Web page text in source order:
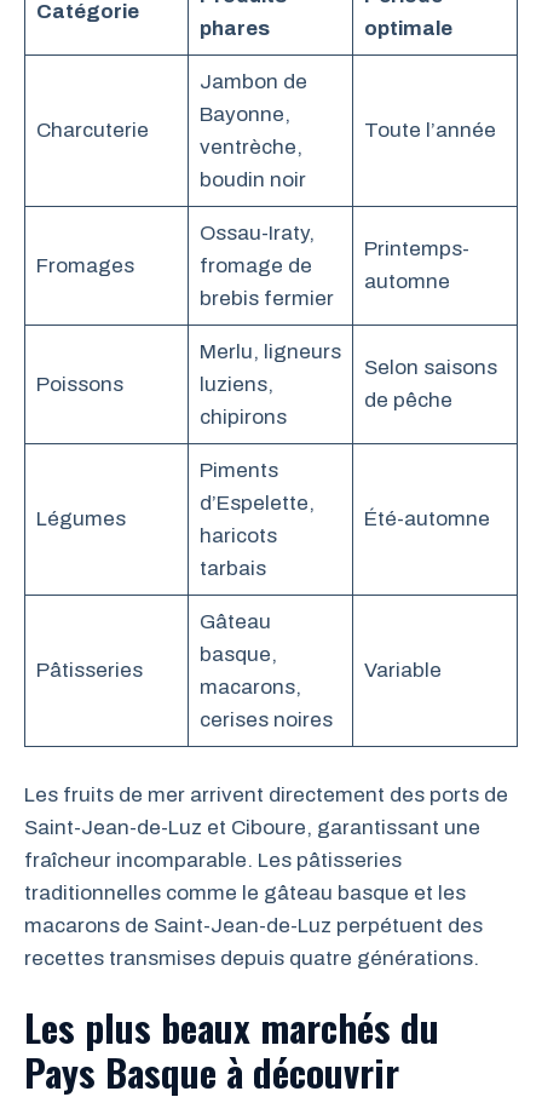
Catégorie
phares
optimale
Charcuterie
Jambon de
Bayonne,
ventrèche,
boudin noir
Toute l’année
Fromages
Ossau-Iraty,
fromage de
brebis fermier
Printemps-
automne
Poissons
Merlu, ligneurs
luziens,
chipirons
Selon saisons
de pêche
Légumes
Piments
d’Espelette,
haricots
tarbais
Été-automne
Pâtisseries
Gâteau
basque,
macarons,
cerises noires
Variable
Les fruits de mer arrivent directement des ports de
Saint-Jean-de-Luz et Ciboure, garantissant une
fraîcheur incomparable. Les pâtisseries
traditionnelles comme le gâteau basque et les
macarons de Saint-Jean-de-Luz perpétuent des
recettes transmises depuis quatre générations.
Les plus beaux marchés du
Pays Basque à découvrir